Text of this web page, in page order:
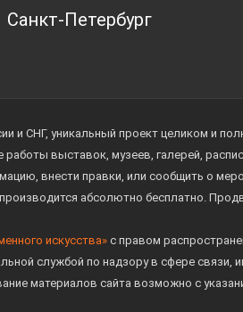
Санкт-Петербург
и СНГ, уникальный проект целиком и
работы выставок, музеев, галерей,
внести правки, или сообщить о
абсолютно бесплатно.
искусства»с правом
службой по надзору в сфере
материалов сайта возможно с